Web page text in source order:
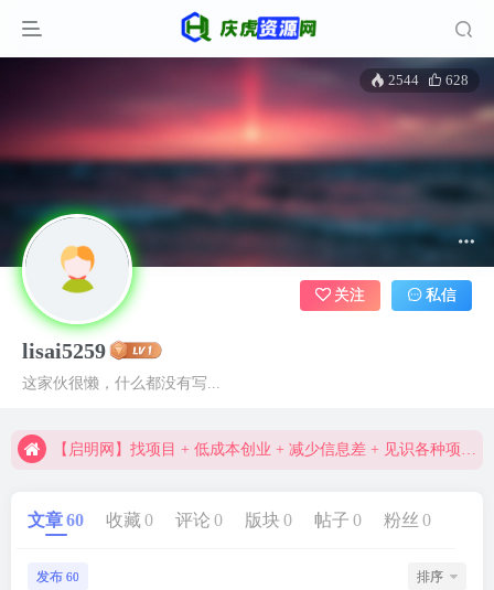
2544 628
lisai5259
这家伙很懒，什么都没有写...
关注 私信
资深资源站，每天实时更新，海量资源一网打尽。
【启明网】找项目 + 低成本创业 + 减少信息差 + 见识各种项目 + 提升网创认知。
【启明网】找项目 + 低成本创业 + 减少信息差 + 见识各种项目 + 提升网创认知。
文章60 收藏 0 评论 0 版块 0 帖子 0 粉丝 0
发布 60 排序